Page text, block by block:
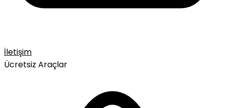
İletişim
Ücretsiz Araçlar